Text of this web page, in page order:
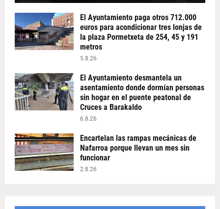
El Ayuntamiento paga otros 712.000
euros para acondicionar tres lonjas de
la plaza Pormetxeta de 254, 45 y 191
metros
5.8.26
El Ayuntamiento desmantela un
asentamiento donde dormían personas
sin hogar en el puente peatonal de
Cruces a Barakaldo
6.8.26
Encartelan las rampas mecánicas de
Nafarroa porque llevan un mes sin
funcionar
2.8.26